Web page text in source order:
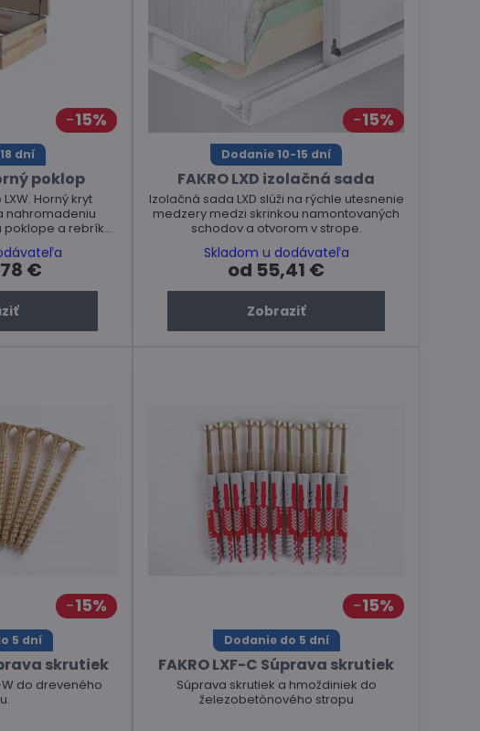
15%
dní
poklop
Horný kryt
nahromadeniu
poklope a rebríku
€
15%
Dodanie 10-15 dní
FAKRO LXD izolačná sada
Izolačná sada LXD slúži na rýchle utesnenie
medzery medzi skrinkou namontovaných
schodov a otvorom v strope.
Skladom u dodávateľa
od 55,41 €
Zobraziť
15%
5 dní
skrutiek
W do dreveného
15%
Dodanie do 5 dní
FAKRO LXF-C Súprava skrutiek
Súprava skrutiek a hmoždiniek do
železobetónového stropu